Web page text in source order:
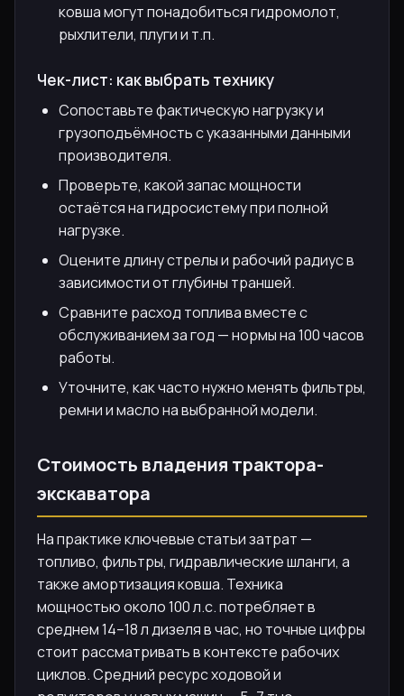
ковша могут понадобиться гидромолот,
рыхлители, плуги и т.п.
Чек-лист: как выбрать технику
Сопоставьте фактическую нагрузку и
грузоподъёмность с указанными данными
производителя.
Проверьте, какой запас мощности
остаётся на гидросистему при полной
нагрузке.
Оцените длину стрелы и рабочий радиус в
зависимости от глубины траншей.
Сравните расход топлива вместе с
обслуживанием за год — нормы на 100 часов
работы.
Уточните, как часто нужно менять фильтры,
ремни и масло на выбранной модели.
Стоимость владения трактора-
экскаватора
На практике ключевые статьи затрат —
топливо, фильтры, гидравлические шланги, а
также амортизация ковша. Техника
мощностью около 100 л.с. потребляет в
среднем 14–18 л дизеля в час, но точные цифры
стоит рассматривать в контексте рабочих
циклов. Средний ресурс ходовой и